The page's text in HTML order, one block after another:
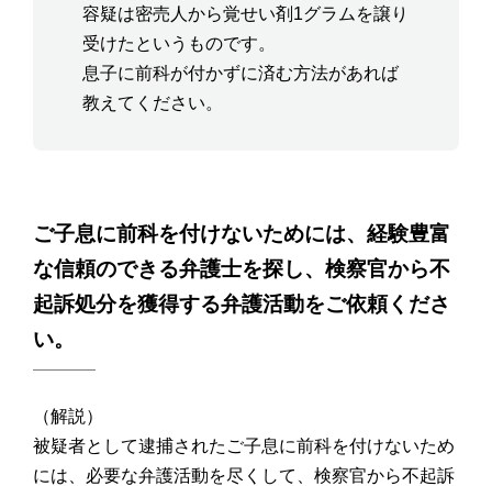
容疑は密売人から覚せい剤1グラムを譲り
受けたというものです。
息子に前科が付かずに済む方法があれば
教えてください。
ご子息に前科を付けないためには、経験豊富
な信頼のできる弁護士を探し、検察官から不
起訴処分を獲得する弁護活動をご依頼くださ
い。
（解説）
被疑者として逮捕されたご子息に前科を付けないため
には、必要な弁護活動を尽くして、検察官から不起訴